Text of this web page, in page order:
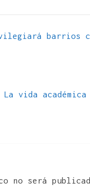
barrios
La vida
no será